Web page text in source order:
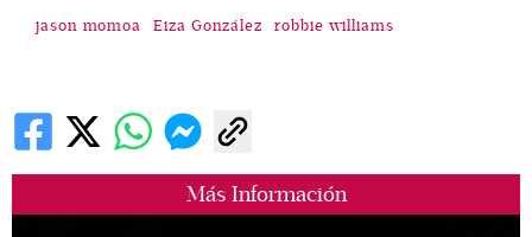
Más Información
jason momoa Eiza González robbie williams